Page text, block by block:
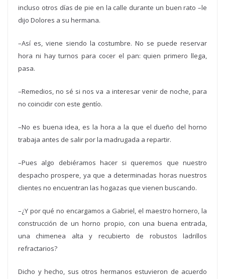
incluso otros días de pie en la calle durante un buen rato –le
dijo Dolores a su hermana.
–Así es, viene siendo la costumbre. No se puede reservar
hora ni hay turnos para cocer el pan: quien primero llega,
pasa.
–Remedios, no sé si nos va a interesar venir de noche, para
no coincidir con este gentío.
–No es buena idea, es la hora a la que el dueño del horno
trabaja antes de salir por la madrugada a repartir.
–Pues algo debiéramos hacer si queremos que nuestro
despacho prospere, ya que a determinadas horas nuestros
clientes no encuentran las hogazas que vienen buscando.
–¿Y por qué no encargamos a Gabriel, el maestro hornero, la
construcción de un horno propio, con una buena entrada,
una chimenea alta y recubierto de robustos ladrillos
refractarios?
Dicho y hecho, sus otros hermanos estuvieron de acuerdo